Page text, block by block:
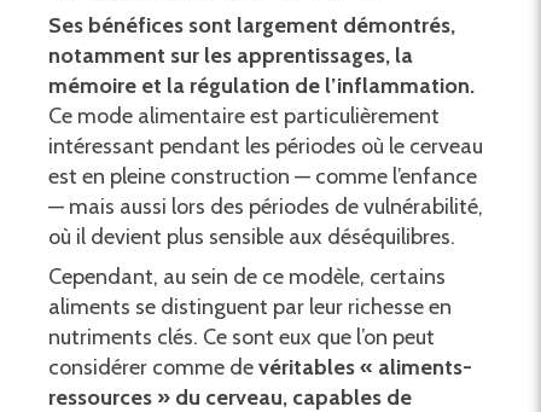
Ses bénéfices sont largement démontrés,
notamment sur les apprentissages, la
mémoire et la régulation de l’inflammation.
Ce mode alimentaire est particulièrement
intéressant pendant les périodes où le cerveau
est en pleine construction — comme l’enfance
— mais aussi lors des périodes de vulnérabilité,
où il devient plus sensible aux déséquilibres.
Cependant, au sein de ce modèle, certains
aliments se distinguent par leur richesse en
nutriments clés. Ce sont eux que l’on peut
considérer comme devéritables « aliments-
ressources » du cerveau, capables de